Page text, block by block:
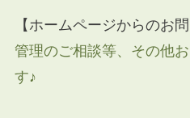
【ホームページからのお
管理のご相談等、その他
す♪